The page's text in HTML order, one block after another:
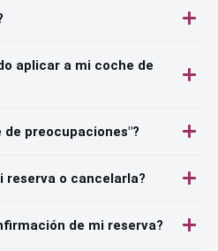
aplicar a mi coche de
preocupaciones"?
reserva o cancelarla?
de mi reserva?